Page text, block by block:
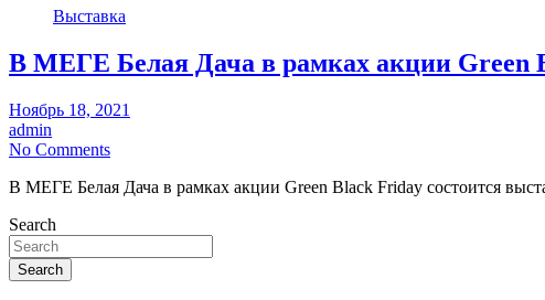
Выставка
В МЕГЕ Белая Дача в рамках акции Green
Ноябрь 18, 2021
admin
No Comments
В МЕГЕ Белая Дача в рамках акции Green Black Friday состоится
Search
Search